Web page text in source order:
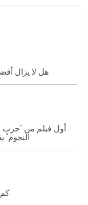
هل لا يزال
النجوم'
كم